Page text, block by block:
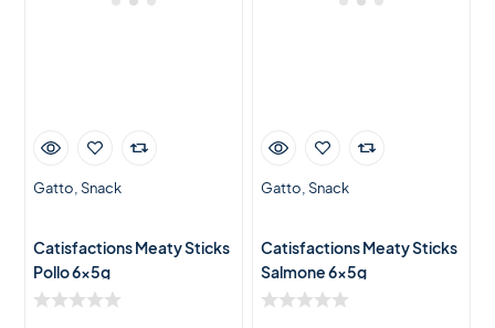
Gatto Snack
Catisfactions Meaty Sticks
Pollo 6x5g
Gatto Snack
Catisfactions Meaty Sticks
Salmone 6x5g